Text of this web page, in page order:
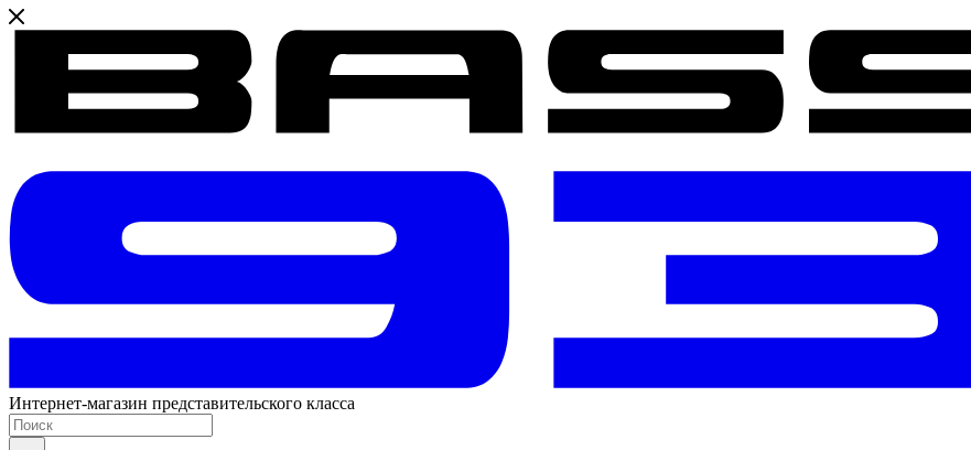
Интернет-магазин представительского класса